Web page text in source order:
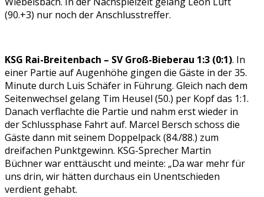
(90.+3) nur noch der Anschlusstreffer.
KSG Rai-Breitenbach – SV Groß-Bieberau 1:3 (0:1). In
einer Partie auf Augenhöhe gingen die Gäste in der 35.
Minute durch Luis Schäfer in Führung. Gleich nach dem
Seitenwechsel gelang Tim Heusel (50.) per Kopf das 1:1.
Danach verflachte die Partie und nahm erst wieder in
der Schlussphase Fahrt auf. Marcel Bersch schoss die
Gäste dann mit seinem Doppelpack (84./88.) zum
dreifachen Punktgewinn. KSG-Sprecher Martin
Büchner war enttäuscht und meinte: „Da war mehr für
uns drin, wir hätten durchaus ein Unentschieden
verdient gehabt.